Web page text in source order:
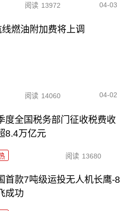
阅读 13972 04-03
燃油附加费将上调
阅读 14060 04-02
度全国税务部门征收税费收
8.4万亿元
阅读 13680
首款7吨级运投无人机长鹰-8
成功